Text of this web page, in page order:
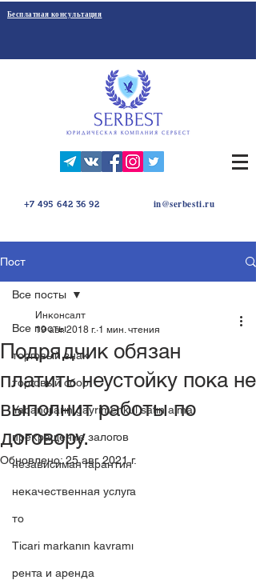
Бесплатная консультация
+7 495 642 36 92 in@serbesti.ru
Пост
Все посты
торговый знак
торговый сбор
Yabancıların gayrimenkul satın alma
прекращение залогов
независимая гарантия
некачественная услуга
то
Ticari markanın kavramı
рента и аренда
Все посты
Подрядчик обязан
платить неустойку пока не
выполнит работы по
договору.
Инконсалт
19 авг. 2018 г. 1 мин. чтения
Обновлено:25 авг. 2021 г.